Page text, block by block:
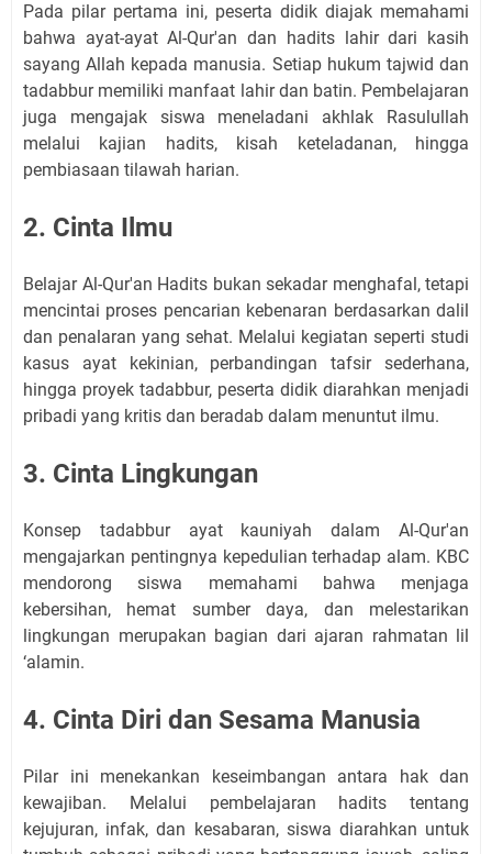
Pada pilar pertama ini, peserta didik diajak memahami
bahwa ayat-ayat Al-Qur'an dan hadits lahir dari kasih
sayang Allah kepada manusia. Setiap hukum tajwid dan
tadabbur memiliki manfaat lahir dan batin. Pembelajaran
juga mengajak siswa meneladani akhlak Rasulullah
melalui kajian hadits, kisah keteladanan, hingga
pembiasaan tilawah harian.
2. Cinta Ilmu
Belajar Al-Qur'an Hadits bukan sekadar menghafal, tetapi
mencintai proses pencarian kebenaran berdasarkan dalil
dan penalaran yang sehat. Melalui kegiatan seperti studi
kasus ayat kekinian, perbandingan tafsir sederhana,
hingga proyek tadabbur, peserta didik diarahkan menjadi
pribadi yang kritis dan beradab dalam menuntut ilmu.
3. Cinta Lingkungan
Konsep tadabbur ayat kauniyah dalam Al-Qur'an
mengajarkan pentingnya kepedulian terhadap alam. KBC
mendorong siswa memahami bahwa menjaga
kebersihan, hemat sumber daya, dan melestarikan
lingkungan merupakan bagian dari ajaran rahmatan lil
‘alamin.
4. Cinta Diri dan Sesama Manusia
Pilar ini menekankan keseimbangan antara hak dan
kewajiban. Melalui pembelajaran hadits tentang
kejujuran, infak, dan kesabaran, siswa diarahkan untuk